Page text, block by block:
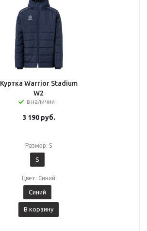
Куртка Warrior Stadium
W2
в наличии
3 190руб.
Размер: S
S
Цвет: Синий
Синий
В корзину